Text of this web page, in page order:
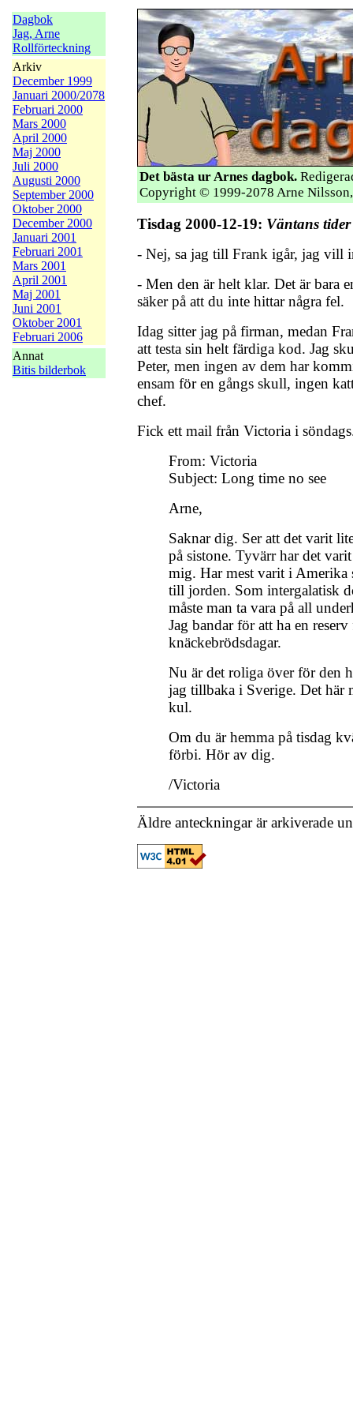
Dagbok
Jag, Arne
Rollförteckning
Arkiv
December 1999
Januari 2000/2078
Februari 2000
Mars 2000
April 2000
Maj 2000
Juli 2000
Augusti 2000
September 2000
Oktober 2000
December 2000
Januari 2001
Februari 2001
Mars 2001
April 2001
Maj 2001
Juni 2001
Oktober 2001
Februari 2006
Annat
Bitis bilderbok
Det bästa ur Arnes dagbok.
Copyright © 1999-2078 Arne
Tisdag 2000-12-19: Väntans tider
- Nej, sa jag till Frank igår, jag vill
- Men den är helt klar. Det är bara
säker på att du inte hittar några fel.
Idag sitter jag på firman, medan
att testa sin helt färdiga kod. Jag
Peter, men ingen av dem har
ensam för en gångs skull, ingen
chef.
Fick ett mail från Victoria i
From: Victoria
Subject: Long time no see
Arne,
Saknar dig. Ser att det varit
på sistone. Tyvärr har det
mig. Har mest varit i Amerika
till jorden. Som intergalatisk
måste man ta vara på all
Jag bandar för att ha en
knäckebrödsdagar.
Nu är det roliga över för den
jag tillbaka i Sverige. Det här
kul.
Om du är hemma på tisdag
förbi. Hör av dig.
/Victoria
Äldre anteckningar är arkiverade